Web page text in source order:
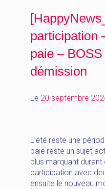
participation
paie –
démission
Le 20 septembre
L’été reste une
paie reste un sujet
plus marquant
participation avec
ensuite le nouveau